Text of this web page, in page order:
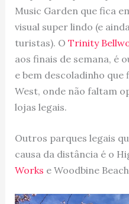
Music Garden que fica
visual super lindo (e
turistas). O Trinity
aos finais de semana, é
e bem descoladinho que
West, onde não faltam
lojas legais.
Outros parques legais
causa da distância é o
Works e Woodbine